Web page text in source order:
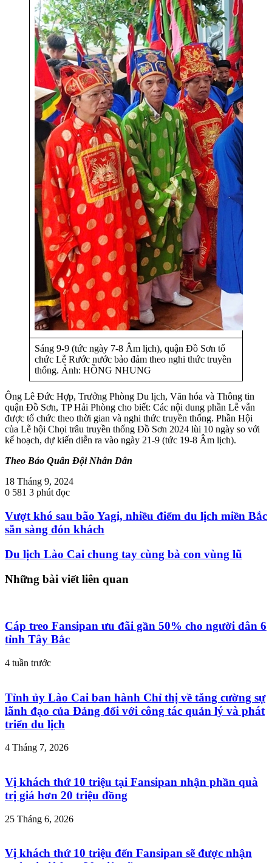
Sáng 9-9 (tức ngày 7-8 Âm lịch), quận Đồ Sơn tổ
chức Lễ Rước nước bảo đảm theo nghi thức truyền
thống. Ảnh: HỒNG NHUNG
Ông Lê Đức Hợp, Trưởng Phòng Du lịch, Văn hóa và Thông tin
quận Đồ Sơn, TP Hải Phòng cho biết: Các nội dung phần Lễ vẫn
được tổ chức theo thời gian và nghi thức truyền thống. Phần Hội
của Lễ hội Chọi trâu truyền thống Đồ Sơn 2024 lùi 10 ngày so với
kế hoạch, dự kiến diễn ra vào ngày 21-9 (tức 19-8 Âm lịch).
Theo Báo Quân Đội Nhân Dân
18 Tháng 9, 2024
0 581 3 phút đọc
Vượt khó sau bão Yagi, nhiều điểm du lịch miền Bắc
sẵn sàng đón khách
Du lịch Lào Cai chung tay cùng bà con vùng lũ
Những bài viết liên quan
Cáp treo Fansipan ưu đãi gần 50% cho người dân 6
tỉnh Tây Bắc
4 tuần trước
Tỉnh ủy Lào Cai ban hành Chỉ thị về tăng cường sự
lãnh đạo của Đảng đối với công tác quản lý và phát
triển du lịch
4 Tháng 7, 2026
Vị khách thứ 10 triệu tại Fansipan nhận phần quà
trị giá hơn 20 triệu đồng
25 Tháng 6, 2026
Vị khách thứ 10 triệu đến Fansipan sẽ được nhận